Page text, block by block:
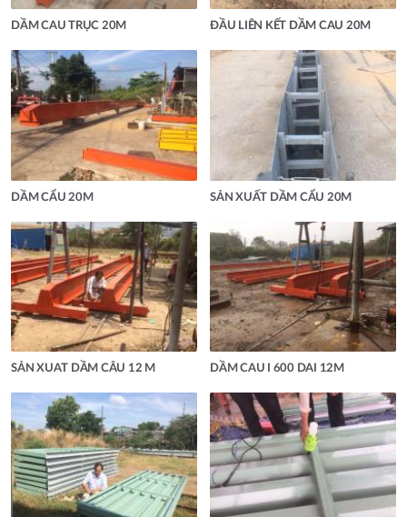
DẦM CAU TRỤC 20M ĐẦU LIÊN KẾT DẦM CAU 20M
DẦM CẨU 20M SẢN XUẤT DẦM CẨU 20M
SẢN XUAT DẦM CÂU 12 M DẦM CAU I 600 DAI 12M